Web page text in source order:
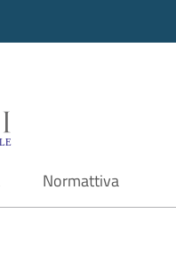
di
Normattiva